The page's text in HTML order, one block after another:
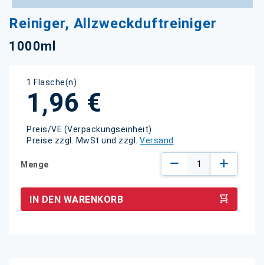
Reiniger, Allzweckduftreiniger
1000ml
1 Flasche(n)
1,96 €
Preis/VE (Verpackungseinheit)
Preise zzgl. MwSt und zzgl. Versand
Menge
IN DEN WARENKORB
Anfang
der
Bildgalerie